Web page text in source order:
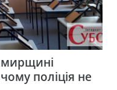
поліція не